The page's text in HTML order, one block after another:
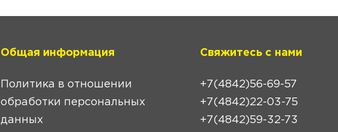
Общая информация
Политика в отношении
обработки персональных
данных
Свяжитесь с нами
+7(4842)56-69-57
+7(4842)22-03-75
+7(4842)59-32-73